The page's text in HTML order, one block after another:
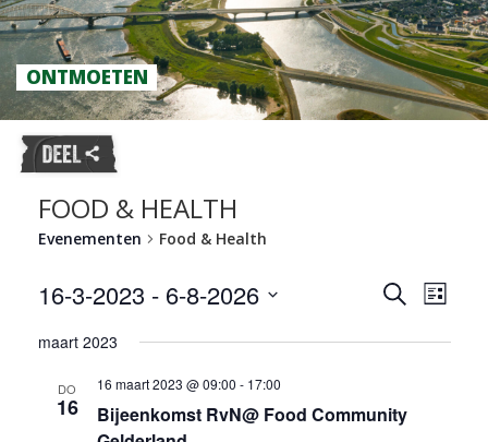
ONTMOETEN
FOOD & HEALTH
Evenementen Food & Health
en
Zoeken
Lijst
16-3-2023 - 6-8-2026
een
maart 2023
DO
16
16 maart 2023 @ 09:00 - 17:00
Bijeenkomst RvN@ Food Community